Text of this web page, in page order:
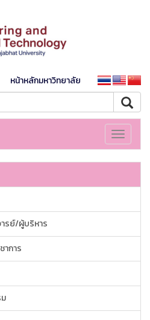
หน้าหลักมหาวิทยาลัย
Toggle
รย์/ผู้บริหาร
าการ